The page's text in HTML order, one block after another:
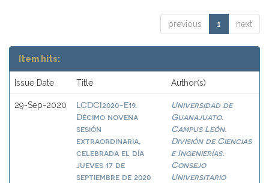
previous 1 next
Item hits:
Issue Date Title Author(s)
29-Sep-2020
LCDCI2020-E19.
Décimo novena
sesión
extraordinaria,
celebrada el día
jueves 17 de
septiembre de 2020
Universidad de
Guanajuato.
Campus León.
División de Ciencias
e Ingenierías.
Consejo
Universitario